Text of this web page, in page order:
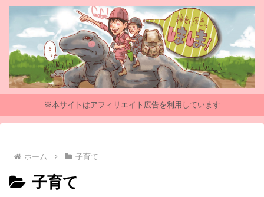
※本サイトはアフィリエイト広告を利用しています
ホーム 子育て
子育て